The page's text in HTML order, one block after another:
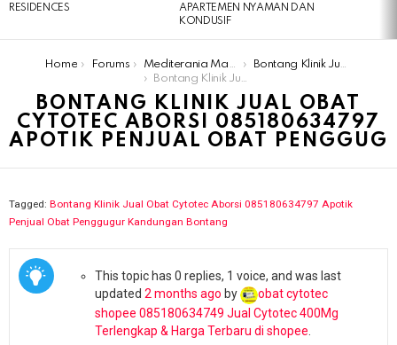
RESIDENCES
APARTEMEN NYAMAN DAN
KONDUSIF
You are here:
Home Forums Mediterania Marina Residences
Bontang Klinik Jual Obat Cytotec Aborsi 085180634797 Apotik Penjual Obat Penggugur Kandungan Bontang
Bontang Klinik Jual Obat Cytotec Aborsi 085180634797 Apotik Penjual Obat Penggug
BONTANG KLINIK JUAL OBAT
CYTOTEC ABORSI 085180634797
APOTIK PENJUAL OBAT PENGGUG
Tagged: Bontang Klinik Jual Obat Cytotec Aborsi 085180634797 Apotik
Penjual Obat Penggugur Kandungan Bontang
This topic has 0 replies, 1 voice, and was last
updated 2 months ago by
obat cytotec
shopee 085180634749 Jual Cytotec 400Mg
Terlengkap & Harga Terbaru di shopee.